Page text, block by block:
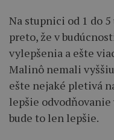
Na stupnici od 1 do
preto, že v
vylepšenia a ešte
Malinô nemali
ešte nejaké pletivá
lepšie
bude to len lepšie.